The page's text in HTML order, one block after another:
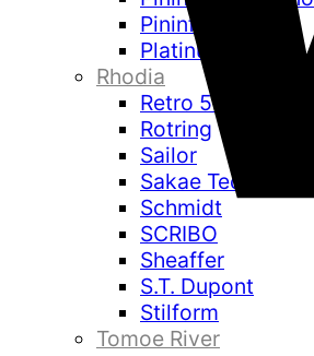
Pininfarina Folio
Platinum
Rhodia
Retro 51
Rotring
Sailor
Sakae Technical
Schmidt
SCRIBO
Sheaffer
S.T. Dupont
Stilform
Tomoe River